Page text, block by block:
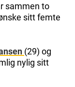
sammen to
sitt femte
(29) og
nylig sitt